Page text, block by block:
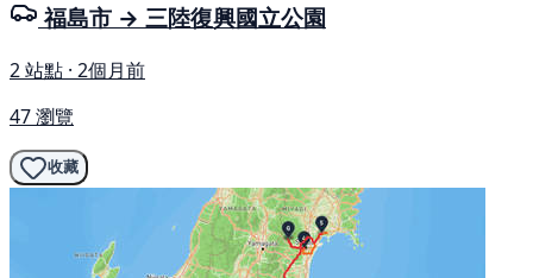
福島市 → 三陸復興國立公園
2 站點 · 2個月前
47 瀏覽
收藏